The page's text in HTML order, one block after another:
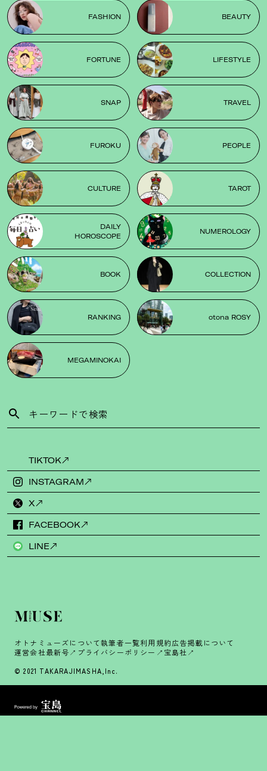
FASHION BEAUTY
FORTUNE LIFESTYLE
SNAP TRAVEL
FUROKU PEOPLE
CULTURE TAROT
DAILY
HOROSCOPE
NUMEROLOGY
BOOK COLLECTION
RANKING otona ROSY
MEGAMINOKAI
TIKTOK
INSTAGRAM
X
FACEBOOK
LINE
オトナミューズについて執筆者一覧利用規約広告掲載について
運営会社最新号 プライバシーポリシー 宝島社
© 2021 TAKARAJIMASHA,Inc.